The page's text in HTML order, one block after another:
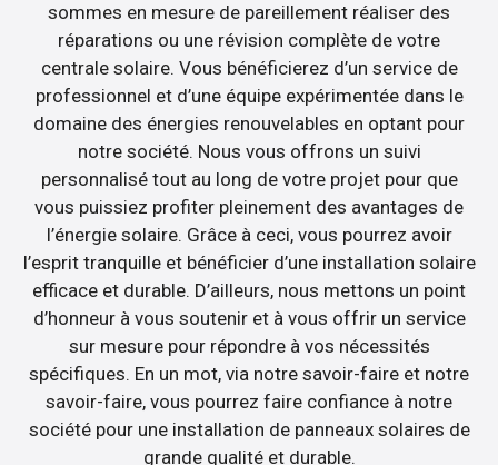
sommes en mesure de pareillement réaliser des
réparations ou une révision complète de votre
centrale solaire. Vous bénéficierez d’un service de
professionnel et d’une équipe expérimentée dans le
domaine des énergies renouvelables en optant pour
notre société. Nous vous offrons un suivi
personnalisé tout au long de votre projet pour que
vous puissiez profiter pleinement des avantages de
l’énergie solaire. Grâce à ceci, vous pourrez avoir
l’esprit tranquille et bénéficier d’une installation solaire
efficace et durable. D’ailleurs, nous mettons un point
d’honneur à vous soutenir et à vous offrir un service
sur mesure pour répondre à vos nécessités
spécifiques. En un mot, via notre savoir-faire et notre
savoir-faire, vous pourrez faire confiance à notre
société pour une installation de panneaux solaires de
grande qualité et durable.